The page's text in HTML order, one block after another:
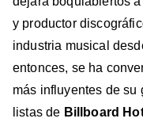
y productor
industria musical
entonces, se ha
más influyentes de su
listas de Billboard